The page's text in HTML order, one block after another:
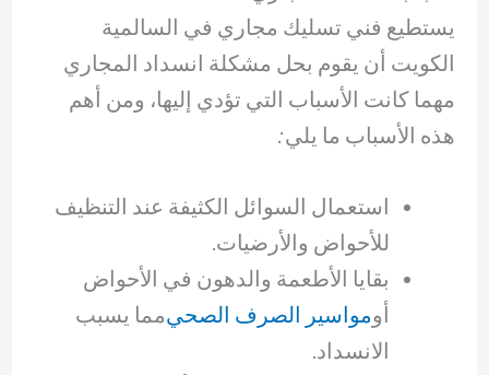
يستطيع فني تسليك مجاري في السالمية
الكويت أن يقوم بحل مشكلة انسداد المجاري
مهما كانت الأسباب التي تؤدي إليها، ومن أهم
هذه الأسباب ما يلي:
استعمال السوائل الكثيفة عند التنظيف
للأحواض والأرضيات.
بقايا الأطعمة والدهون في الأحواض
أومواسير الصرف الصحيمما يسبب
الانسداد.